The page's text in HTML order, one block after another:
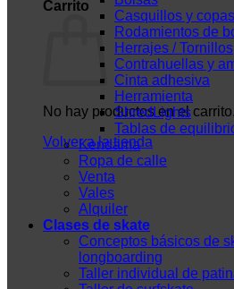
Carrito
No hay productos en el carrito.
Volver a la tienda
Casquillos y
Rodamientos de
Herrajes / Tornillos
Contrahuellas y
Cinta adhesiva
Herramienta
ShredLights
Tablas de
Kendama
Ropa de calle
Venta
Vales
Alquiler
Clases de skate
Conceptos básicos de
longboarding
Taller individual de